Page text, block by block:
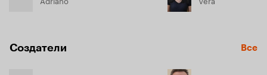
Создатели Все